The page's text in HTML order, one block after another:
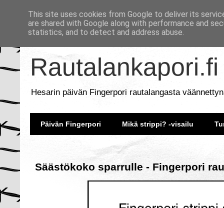
Rautalankapori.fi
Hesarin päivän Fingerpori rautalangasta
Päivän Fingerpori Mikä strippi? -visailu
Säästökoko sparrulle - Fingerpori
This site uses cookies from Google to deliver its
are shared with Google along with performance and
statistics, and to detect and address abuse.